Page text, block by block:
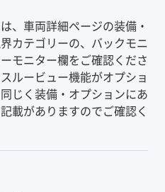
、車両詳細ページの装備・
カテゴリーの、バックモニ
モニター欄をご確認くださ
ルービュー機能がオプショ
じく装備・オプションにあ
載がありますのでご確認く